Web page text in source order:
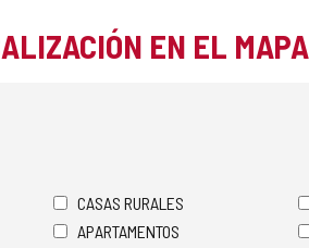
EN EL MAPA
CASAS RURALES
APARTAMENTOS